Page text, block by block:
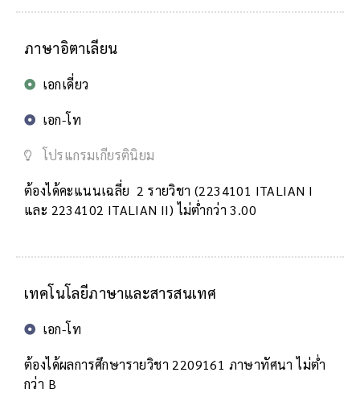
ภาษาอิตาเลียน
เอกเดี่ยว
เอก-โท
โปรแกรมเกียรตินิยม
ต้องได้คะแนนเฉลี่ย 2 รายวิชา (2234101 ITALIAN I
และ 2234102 ITALIAN II) ไม่ต่ำกว่า 3.00
เทคโนโลยีภาษาและสารสนเทศ
เอก-โท
ต้องได้ผลการศึกษารายวิชา 2209161 ภาษาทัศนา ไม่ต่ำ
กว่า B